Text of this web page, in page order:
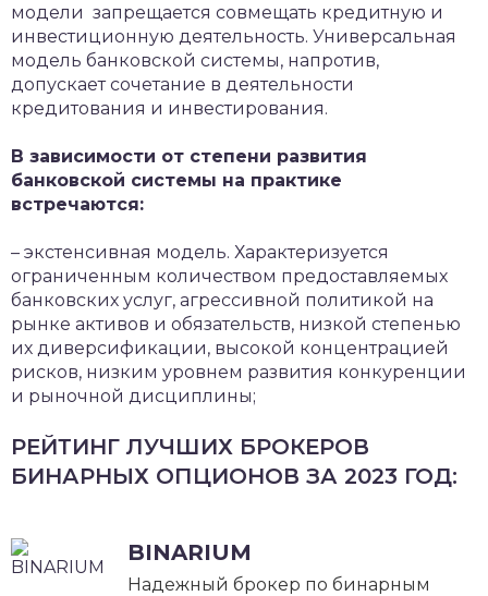
модели запрещается совмещать кредитную и
инвестиционную деятельность. Универсальная
модель банковской системы, напротив,
допускает сочетание в деятельности
кредитования и инвестирования.
В зависимости от степени развития
банковской системы на практике
встречаются:
– экстенсивная модель. Характеризуется
ограниченным количеством предоставляемых
банковских услуг, агрессивной политикой на
рынке активов и обязательств, низкой степенью
их диверсификации, высокой концентрацией
рисков, низким уровнем развития конкуренции
и рыночной дисциплины;
РЕЙТИНГ ЛУЧШИХ БРОКЕРОВ
БИНАРНЫХ ОПЦИОНОВ ЗА 2023 ГОД:
BINARIUM
Надежный брокер по бинарным